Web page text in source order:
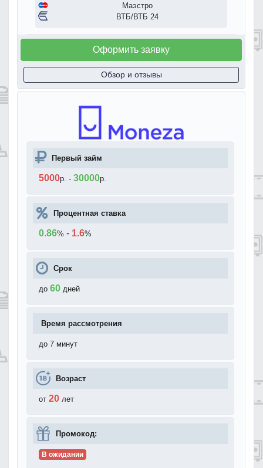
Маэстро
ВТБ/ВТБ 24
Оформить заявку
Обзор и отзывы
Первый займ
5000р. - 30000р.
Процентная ставка
0.86% - 1.6%
Срок
до 60 дней
Время рассмотрения
до 7 минут
Возраст
от 20 лет
Промокод:
В ожидании